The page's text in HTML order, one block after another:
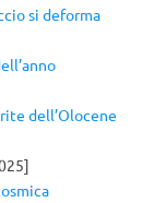
si deforma
dell’Olocene